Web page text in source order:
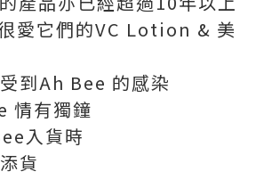
愛它們的VC Lotion & 美
到Ah Bee 的感染
情有獨鐘
入貨時
貨